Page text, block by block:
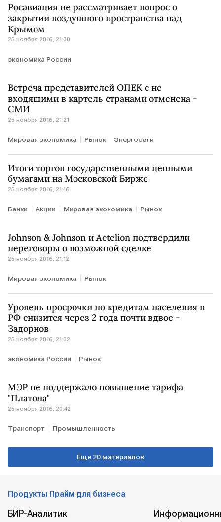
Росавиация не рассматривает вопрос о
закрытии воздушного пространства над
Крымом
25 ноября 2016, 21:30
экономика России
Встреча представителей ОПЕК с не
входящими в картель странами отменена -
СМИ
25 ноября 2016, 21:21
Мировая экономика Рынок Энергосети
Итоги торгов государственными ценными
бумагами на Московской Бирже
25 ноября 2016, 21:16
Банки Акции Мировая экономика Рынок
Johnson & Johnson и Actelion подтвердили
переговоры о возможной сделке
25 ноября 2016, 21:12
Мировая экономика Рынок
Уровень просрочки по кредитам населения в
РФ снизится через 2 года почти вдвое -
Задорнов
25 ноября 2016, 21:02
экономика России Рынок
МЭР не поддержало повышение тарифа
"Платона"
25 ноября 2016, 20:42
Транспорт Промышленность
Еще 20 материалов
Продукты Прайм для бизнеса
БИР-Аналитик